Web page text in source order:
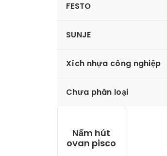
FESTO
SUNJE
Xích nhựa công nghiệp
Chưa phân loại
Nấm hút
ovan pisco